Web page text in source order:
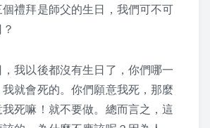
程照片
程照片
禮拜是師父的生日，我們可不可
我以後都沒有生日了，你們哪一
就會死的。你們願意我死，那麼
死嘛！就不要做。總而言之，這